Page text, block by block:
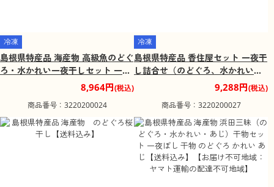
冷凍
島根県特産品 海産物 高級魚のどぐ
ろ・水かれい一夜干しセット 一夜
ぼし 干物 のどぐろ かれい 【送料
込み】【お届け不可地域：ヤマト
運輸の配達不可地域】
8,964円(税込)
商品番号：3220200024
冷凍
島根県特産品 香住屋セット 一夜干
し詰合せ（のどぐろ、水かれい、
あじ、白いか、にぎす） 一夜ぼし
干物 のどぐろ かれい 【送料込
み】【お届け不可地域：ヤマト運
輸の配達不可地域】
9,288円(税込)
商品番号：3220200027